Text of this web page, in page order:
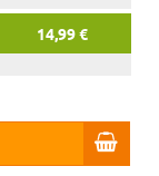
14,99 €